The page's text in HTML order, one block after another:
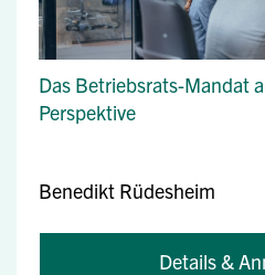
Das Betriebsrats-Mandat
Perspektive
Benedikt Rüdesheim
Details &